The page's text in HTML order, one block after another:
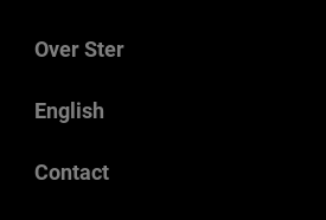
Over Ster
English
Contact